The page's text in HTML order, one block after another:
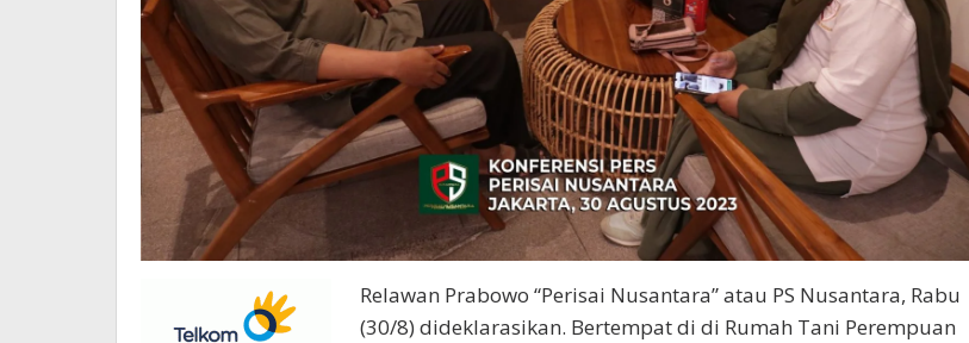
Relawan Prabowo “Perisai Nusantara” atau PS Nusantara, Rabu
(30/8) dideklarasikan. Bertempat di di Rumah Tani Perempuan